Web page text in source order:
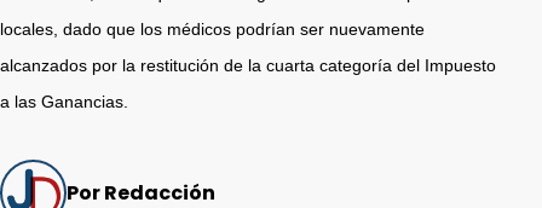
locales, dado que los médicos podrían ser nuevamente
alcanzados por la restitución de la cuarta categoría del Impuesto
a las Ganancias.
Por Redacción